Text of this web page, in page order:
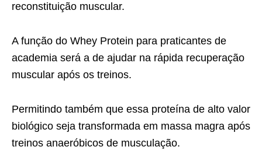
reconstituição muscular.
A função do Whey Protein para praticantes de
academia será a de ajudar na rápida recuperação
muscular após os treinos.
Permitindo também que essa proteína de alto valor
biológico seja transformada em massa magra após
treinos anaeróbicos de musculação.